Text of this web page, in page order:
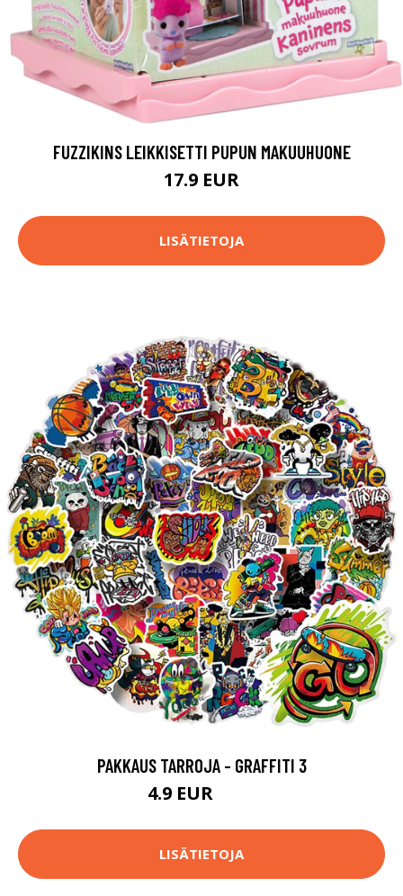
FUZZIKINS LEIKKISETTI PUPUN MAKUUHUONE
17.9 EUR
LISÄTIETOJA
PAKKAUS TARROJA - GRAFFITI 3
4.9 EUR
LISÄTIETOJA